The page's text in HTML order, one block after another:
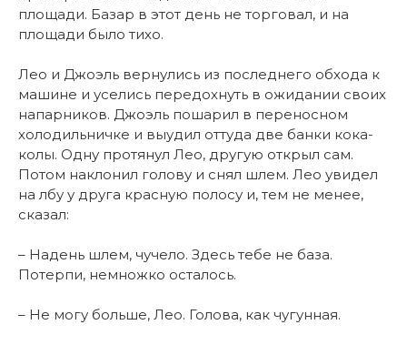
площади. Базар в этот день не торговал, и на
площади было тихо.
Лео и Джоэль вернулись из последнего обхода к
машине и уселись передохнуть в ожидании своих
напарников. Джоэль пошарил в переносном
холодильничке и выудил оттуда две банки кока-
колы. Одну протянул Лео, другую открыл сам.
Потом наклонил голову и снял шлем. Лео увидел
на лбу у друга красную полосу и, тем не менее,
сказал:
– Надень шлем, чучело. Здесь тебе не база.
Потерпи, немножко осталось.
– Не могу больше, Лео. Голова, как чугунная.